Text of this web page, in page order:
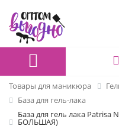
Товары для маникюра
База для гель-лака
База для гель лака Patrisa Nail "Titanium Strong" 100мл. (ОЧЕНЬ
БОЛЬШАЯ)